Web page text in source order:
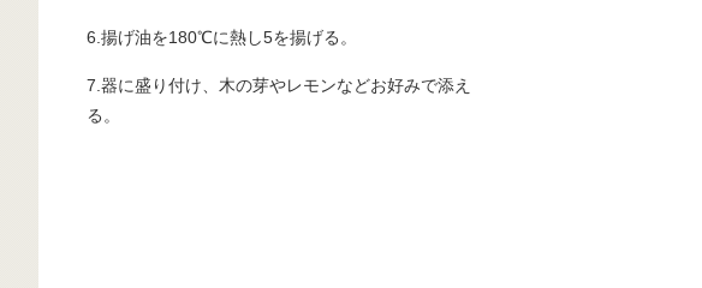
6.揚げ油を180℃に熱し5を揚げる。
7.器に盛り付け、木の芽やレモンなどお好みで添え
る。